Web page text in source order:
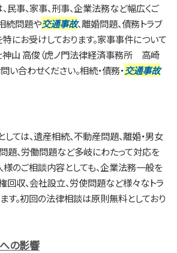
、民事、家事、刑事、企業法務など幅広くご
続問題や交通事故、離婚問題、債務トラブ
にお受けしております。家事事件について
神山 高俊（虎ノ門法律経済事務所 高崎
い合わせください。相続・債務・交通事故
ては、遺産相続、不動産問題、離婚・男女
題、労働問題など多岐にわたって対応を
様のご相談内容としても、企業法務一般を
回収、会社設立、労使問題など様々なトラ
す。初回の法律相談は原則無料としており
の影響